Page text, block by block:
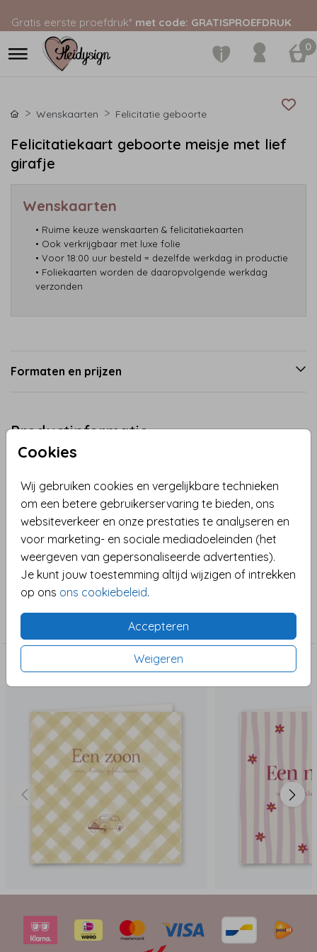
Gratis eerste proefdruk* met code: GRATISPROEFDRUK
0
Cookies
Wij gebruiken cookies en vergelijkbare technieken
om een betere gebruikerservaring te bieden, ons
websiteverkeer en onze prestaties te analyseren en
voor marketing- en sociale mediadoeleinden (het
weergeven van gepersonaliseerde advertenties).
Je kunt jouw toestemming altijd wijzigen of intrekken
op ons ons cookiebeleid.
Accepteren
Weigeren
Wenskaarten Felicitatie geboorte
Felicitatiekaart geboorte meisje met lief
girafje
Wenskaarten
• Ruime keuze wenskaarten & felicitatiekaarten
• Ook verkrijgbaar met luxe folie
• Voor 18:00 uur besteld = dezelfde werkdag in productie
• Foliekaarten worden de daaropvolgende werkdag
verzonden
Formaten en prijzen
Productinformatie
Vier de geboorte van een meisje met deze schattige
felicitatiekaart! De kaart heeft een lief girafje op een
roze achtergrond en is volledig aanpasbaar naar
wens. Voeg een persoonlijke boodschap toe en kies
je favoriete lettertype en kleuren. Verstuur de kaart
direct vanaf onze website naar de kersverse ouders.
Maak je felicitatie persoonlijk en speciaal met deze
unieke geboortekaart.
Toon meer
Collectie
Dit vind je misschien ook leuk